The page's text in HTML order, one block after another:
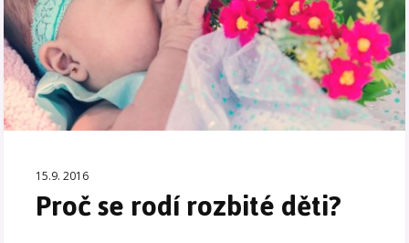
15.9. 2016
Proč se rodí rozbité děti?